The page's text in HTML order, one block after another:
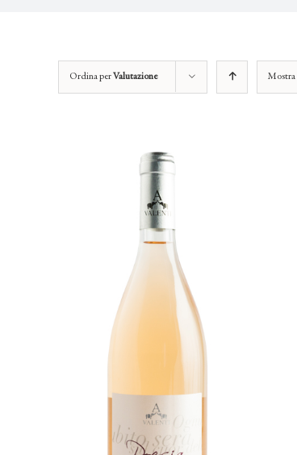
Ordina perValutazione Mostra